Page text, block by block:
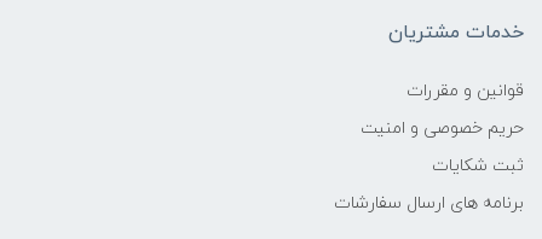
خدمات مشتریان
قوانین و مقررات
حریم خصوصی و امنیت
ثبت شکایات
برنامه های ارسال سفارشات